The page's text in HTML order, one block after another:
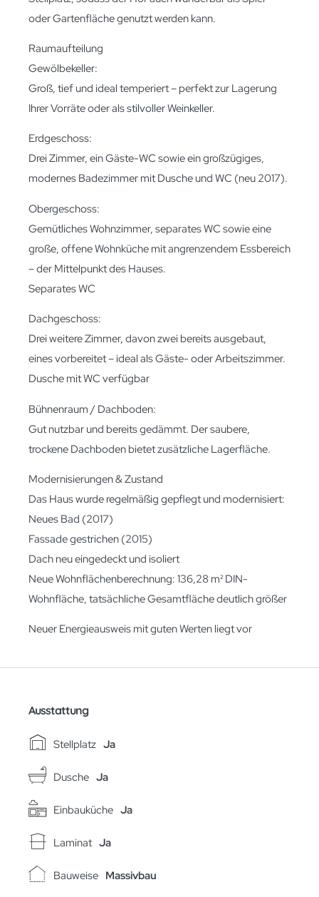
oder Gartenfläche genutzt werden kann.
Raumaufteilung
Gewölbekeller:
Groß, tief und ideal temperiert – perfekt zur Lagerung
Ihrer Vorräte oder als stilvoller Weinkeller.
Erdgeschoss:
Drei Zimmer, ein Gäste-WC sowie ein großzügiges,
modernes Badezimmer mit Dusche und WC (neu 2017).
Obergeschoss:
Gemütliches Wohnzimmer, separates WC sowie eine
große, offene Wohnküche mit angrenzendem Essbereich
– der Mittelpunkt des Hauses.
Separates WC
Dachgeschoss:
Drei weitere Zimmer, davon zwei bereits ausgebaut,
eines vorbereitet – ideal als Gäste- oder Arbeitszimmer.
Dusche mit WC verfügbar
Bühnenraum / Dachboden:
Gut nutzbar und bereits gedämmt. Der saubere,
trockene Dachboden bietet zusätzliche Lagerfläche.
Modernisierungen & Zustand
Das Haus wurde regelmäßig gepflegt und modernisiert:
Neues Bad (2017)
Fassade gestrichen (2015)
Dach neu eingedeckt und isoliert
Neue Wohnflächenberechnung: 136,28 m² DIN-
Wohnfläche, tatsächliche Gesamtfläche deutlich größer
Neuer Energieausweis mit guten Werten liegt vor
Ausstattung
Stellplatz Ja
Dusche Ja
Einbauküche Ja
Laminat Ja
Bauweise Massivbau